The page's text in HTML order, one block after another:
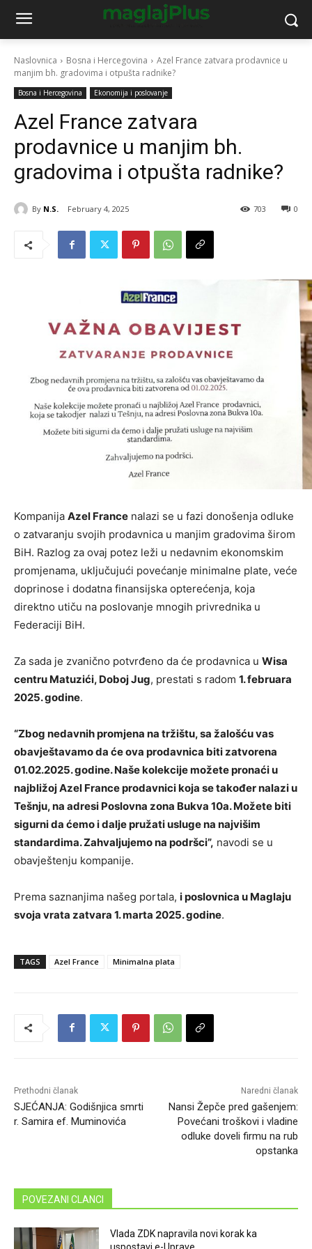
Naslovnica Bosna i Hercegovina
Azel France zatvara prodavnice u
manjim bh. gradovima i otpušta radnike?
Bosna i Hercegovina Ekonomija i poslovanje
Azel France zatvara
prodavnice u manjim bh.
gradovima i otpušta radnike?
By N.S. February 4, 2025 0
703
Kompanija Azel France nalazi se u fazi donošenja odluke
o zatvaranju svojih prodavnica u manjim gradovima širom
BiH. Razlog za ovaj potez leži u nedavnim ekonomskim
promjenama, uključujući povećanje minimalne plate, veće
doprinose i dodatna finansijska opterećenja, koja
direktno utiču na poslovanje mnogih privrednika u
Federaciji BiH.
Za sada je zvanično potvrđeno da će prodavnica u Wisa
centru Matuzići, Doboj Jug, prestati s radom 1. februara
2025. godine.
“Zbog nedavnih promjena na tržištu, sa žalošću vas
obavještavamo da će ova prodavnica biti zatvorena
01.02.2025. godine. Naše kolekcije možete pronaći u
najbližoj Azel France prodavnici koja se također nalazi u
Tešnju, na adresi Poslovna zona Bukva 10a. Možete biti
sigurni da ćemo i dalje pružati usluge na najvišim
standardima. Zahvaljujemo na podršci”, navodi se u
obavještenju kompanije.
Prema saznanjima našeg portala, i poslovnica u Maglaju
svoja vrata zatvara 1. marta 2025. godine.
TAGS Azel France Minimalna plata
Prethodni članak
SJEĆANJA: Godišnjica smrti
r. Samira ef. Muminovića
Naredni članak
Nansi Žepče pred gašenjem:
Povećani troškovi i vladine
odluke doveli firmu na rub
opstanka
POVEZANI CLANCI
Vlada ZDK napravila novi korak ka
uspostavi e-Uprave